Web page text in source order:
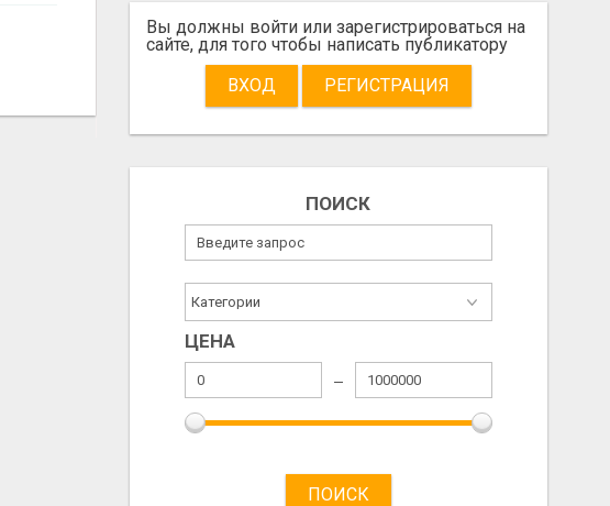
80.00 EUR
2026/08/03
1.00 EUR
Вы должны войти или зарегистрироваться на
сайте, для того чтобы написать публикатору
ВХОД
РЕГИСТРАЦИЯ
ПОИСК
ЦЕНА
ПОИСК